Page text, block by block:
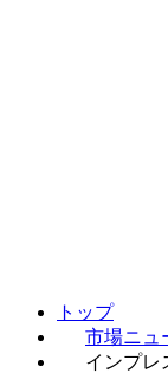
トップ
市場ニュ
インプレ